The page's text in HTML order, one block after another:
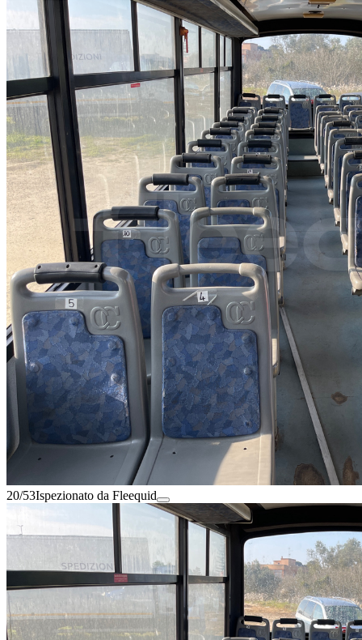
20/53Ispezionato da Fleequid